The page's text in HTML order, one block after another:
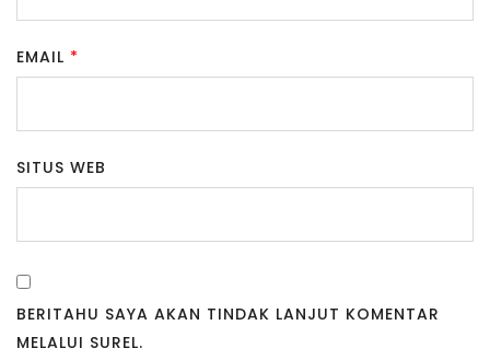
EMAIL *
SITUS WEB
BERITAHU SAYA AKAN TINDAK LANJUT KOMENTAR
MELALUI SUREL.